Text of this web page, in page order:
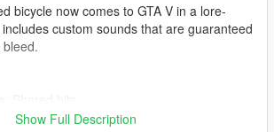
bicycle now comes to GTA V in a lore-
custom sounds that are guaranteed
Show Full Description